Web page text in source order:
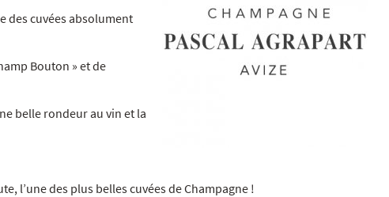
des cuvées absolument
Bouton » et de
belle rondeur au vin et la
l’une des plus belles cuvées de Champagne !